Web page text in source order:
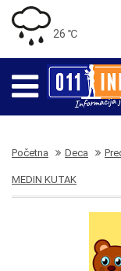
26 ℃
Početna Deca
MEDIN KUTAK